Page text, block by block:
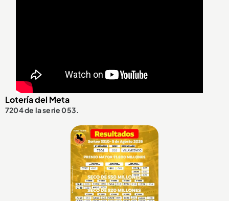
Lotería del Meta
7204 de la serie 053.